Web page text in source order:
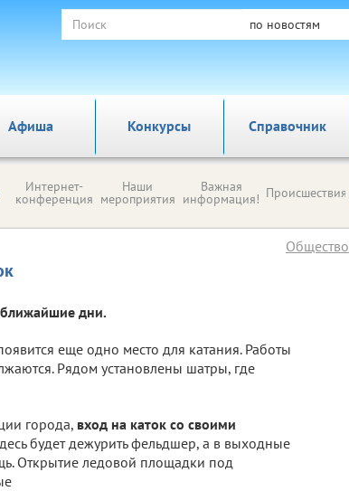
по новостям
Афиша Справочник
Конкурсы
Интернет-
конференция
Наши
мероприятия
Важная
информация! Происшествия
Общество
дни.
еще одно место для катания. Работы
Рядом установлены шатры, где
города, вход на каток со своими
будет дежурить фельдшер, а в выходные
Открытие ледовой площадки под